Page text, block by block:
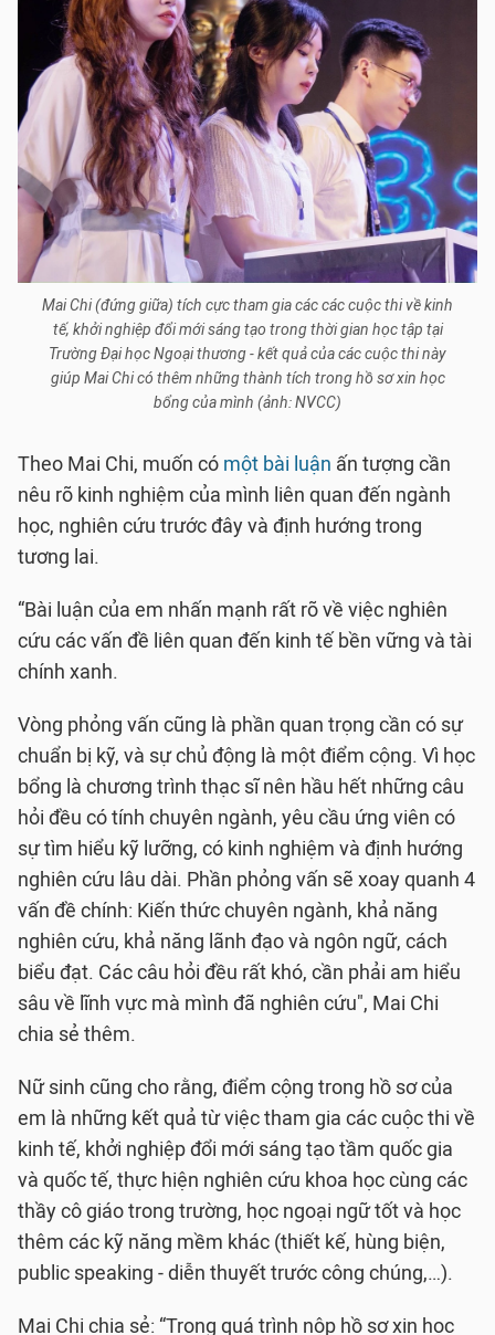
Mai Chi (đứng giữa) tích cực tham gia các các cuộc thi về kinh
tế, khởi nghiệp đổi mới sáng tạo trong thời gian học tập tại
Trường Đại học Ngoại thương - kết quả của các cuộc thi này
giúp Mai Chi có thêm những thành tích trong hồ sơ xin học
bổng của mình (ảnh: NVCC)
Theo Mai Chi, muốn có một bài luận ấn tượng cần
nêu rõ kinh nghiệm của mình liên quan đến ngành
học, nghiên cứu trước đây và định hướng trong
tương lai.
“Bài luận của em nhấn mạnh rất rõ về việc nghiên
cứu các vấn đề liên quan đến kinh tế bền vững và tài
chính xanh.
Vòng phỏng vấn cũng là phần quan trọng cần có sự
chuẩn bị kỹ, và sự chủ động là một điểm cộng. Vì học
bổng là chương trình thạc sĩ nên hầu hết những câu
hỏi đều có tính chuyên ngành, yêu cầu ứng viên có
sự tìm hiểu kỹ lưỡng, có kinh nghiệm và định hướng
nghiên cứu lâu dài. Phần phỏng vấn sẽ xoay quanh 4
vấn đề chính: Kiến thức chuyên ngành, khả năng
nghiên cứu, khả năng lãnh đạo và ngôn ngữ, cách
biểu đạt. Các câu hỏi đều rất khó, cần phải am hiểu
sâu về lĩnh vực mà mình đã nghiên cứu", Mai Chi
chia sẻ thêm.
Nữ sinh cũng cho rằng, điểm cộng trong hồ sơ của
em là những kết quả từ việc tham gia các cuộc thi về
kinh tế, khởi nghiệp đổi mới sáng tạo tầm quốc gia
và quốc tế, thực hiện nghiên cứu khoa học cùng các
thầy cô giáo trong trường, học ngoại ngữ tốt và học
thêm các kỹ năng mềm khác (thiết kế, hùng biện,
public speaking - diễn thuyết trước công chúng,…).
Mai Chi chia sẻ: “Trong quá trình nộp hồ sơ xin học